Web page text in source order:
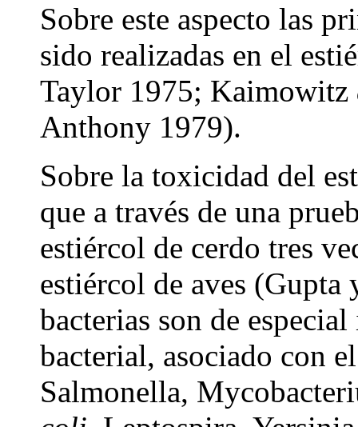
Sobre este aspecto las
sido realizadas en el
Taylor 1975; Kaimowitz
Anthony 1979).
Sobre la toxicidad del
que a través de una
estiércol de cerdo tres
estiércol de aves
bacterias son de
bacterial, asociado con
Salmonella,